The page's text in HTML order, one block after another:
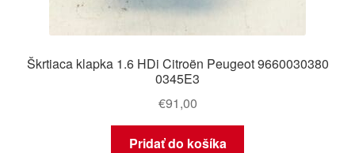
Škrtiaca klapka 1.6 HDi Citroën Peugeot 9660030380
0345E3
€91,00
Pridať do košíka